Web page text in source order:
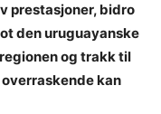
prestasjoner, bidro
den uruguayanske
og trakk til
kan